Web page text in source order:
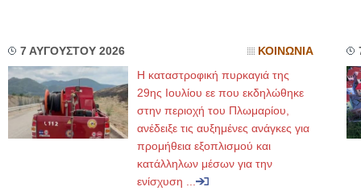
7 ΑΥΓΟΥΣΤΟΥ 2026 ΚΟΙΝΩΝΙΑ
Η καταστροφική πυρκαγιά της
29ης Ιουλίου εε που εκδηλώθηκε
στην περιοχή του Πλωμαρίου,
ανέδειξε τις αυξημένες ανάγκες για
προμήθεια εξοπλισμού και
κατάλληλων μέσων για την
ενίσχυση ...